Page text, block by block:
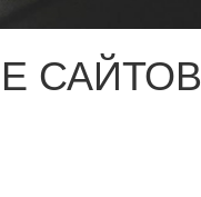
САЙТОВ